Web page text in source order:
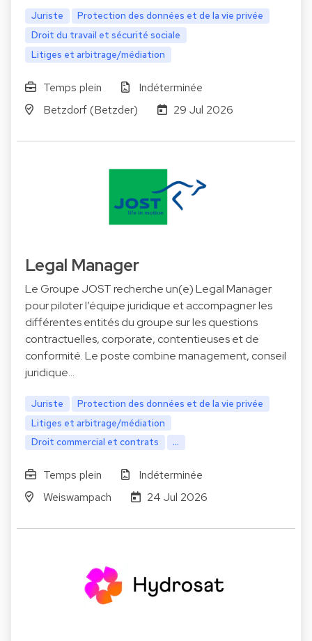
Juriste
Protection des données et de la vie privée
Droit du travail et sécurité sociale
Litiges et arbitrage/médiation
Temps plein
Indéterminée
Betzdorf (Betzder)
29 Jul 2026
Legal Manager
Le Groupe JOST recherche un(e) Legal Manager
pour piloter l’équipe juridique et accompagner les
différentes entités du groupe sur les questions
contractuelles, corporate, contentieuses et de
conformité. Le poste combine management, conseil
juridique…
Juriste
Protection des données et de la vie privée
Litiges et arbitrage/médiation
Droit commercial et contrats
...
Temps plein
Indéterminée
Weiswampach
24 Jul 2026